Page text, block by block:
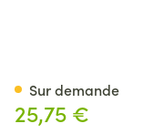
25,75 €
Sur demande